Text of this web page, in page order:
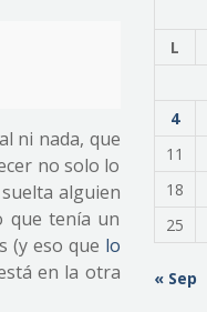
ni nada, que
no solo lo
alguien
que tenía un
(y eso que lo
en la otra
L
4
11
18
25
« Sep